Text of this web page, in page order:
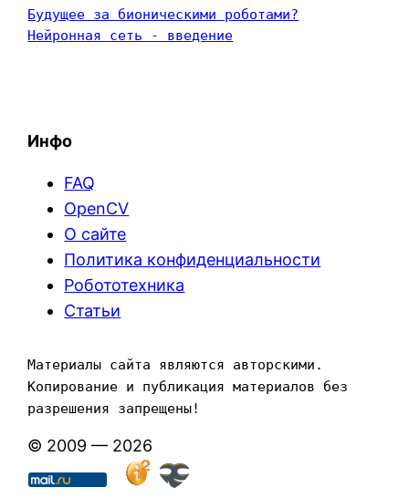
Будущее за бионическими роботами?
Нейронная сеть - введение
Инфо
FAQ
OpenCV
О сайте
Политика конфиденциальности
Робототехника
Статьи
Материалы сайта являются авторскими.
Копирование и публикация материалов без
разрешения запрещены!
© 2009 — 2026